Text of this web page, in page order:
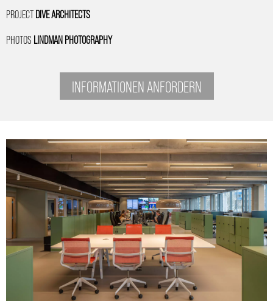
PROJECTDIVE ARCHITECTS
PHOTOS LINDMAN PHOTOGRAPHY
INFORMATIONEN ANFORDERN